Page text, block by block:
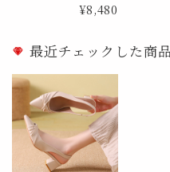
¥8,480
最近チェックした商品